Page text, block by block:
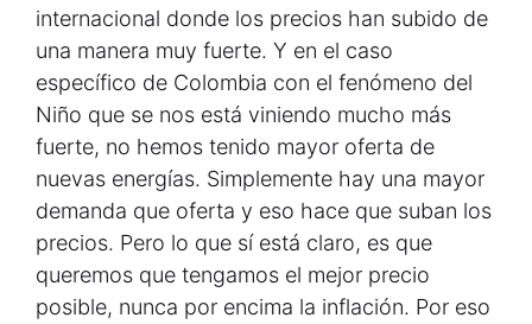
internacional donde los precios han subido de
una manera muy fuerte. Y en el caso
específico de Colombia con el fenómeno del
Niño que se nos está viniendo mucho más
fuerte, no hemos tenido mayor oferta de
nuevas energías. Simplemente hay una mayor
demanda que oferta y eso hace que suban los
precios. Pero lo que sí está claro, es que
queremos que tengamos el mejor precio
posible, nunca por encima la inflación. Por eso